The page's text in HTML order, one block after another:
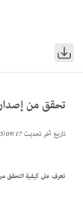
تحقق من
تاريخ آخر تحديث17‏/09‏/2025
تعرف على كيفية التحقق